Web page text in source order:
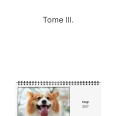
Tome III.